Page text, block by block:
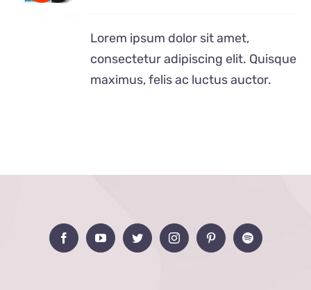
Lorem ipsum dolor sit amet,
consectetur adipiscing elit. Quisque
maximus, felis ac luctus auctor.